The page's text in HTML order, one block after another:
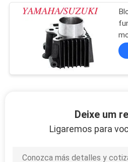
Deixe um
Ligaremos para